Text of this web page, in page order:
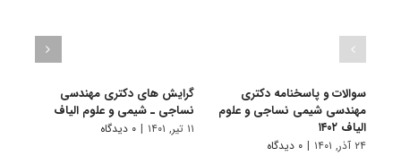
سوالات و پاسخنامه دکتری
مهندسی شیمی نساجی و علوم
الیاف ۱۴۰۲
۲۴ آذر, ۱۴۰۱ | ۰ دیدگاه
گرایش های دکتری مهندسی
نساجی ـ شیمی و ﻋﻠﻮم اﻟﻴﺎف
۱۱ تیر, ۱۴۰۱ | ۰ دیدگاه